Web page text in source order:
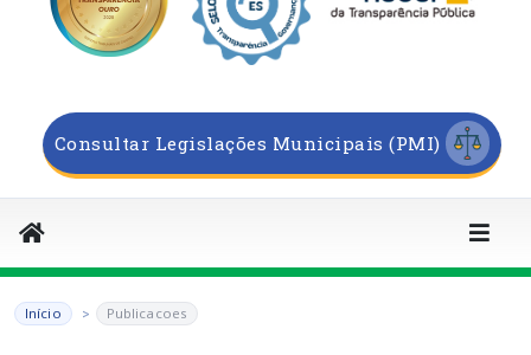
Consultar Legislações Municipais (PMI)
Início Publicacoes